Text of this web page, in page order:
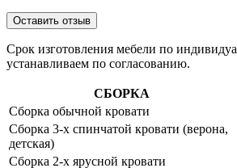
Оставить отзыв
Срок изготовления мебели по
устанавливаем по согласованию.
СБОРКА
Сборка обычной кровати
Сборка 3-х спинчатой кровати (верона,
детская)
Сборка 2-х ярусной кровати